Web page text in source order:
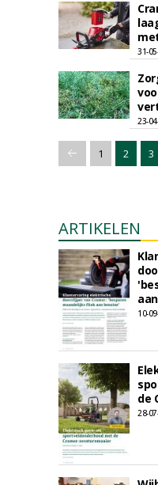
31-
23-
1 2 3
ARTIKELEN
10-
de
28-